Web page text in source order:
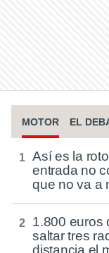
MOTOR EL
Así es la
entrada no
que no va a
1.800 euros
saltar tres
distancia el